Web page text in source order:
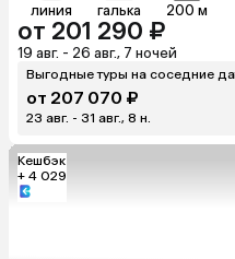
линия галька 200 м
от 201 290 ₽
19 авг. - 26 авг., 7 ночей
Выгодные туры на соседние
от 207 070 ₽
23 авг. - 31 авг., 8 н.
Кешбэк
+ 4 029